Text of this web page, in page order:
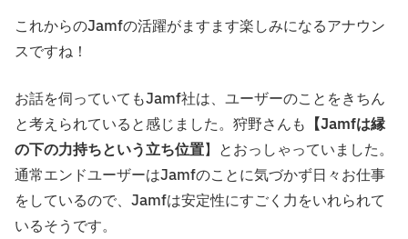
これからのJamfの活躍がますます楽しみになるアナウン
スですね！
お話を伺っていてもJamf社は、ユーザーのことをきちん
と考えられていると感じました。狩野さんも 【Jamfは縁
の下の力持ちという立ち位置】とおっしゃっていました。
通常エンドユーザーはJamfのことに気づかず日々お仕事
をしているので、Jamfは安定性にすごく力をいれられて
いるそうです。